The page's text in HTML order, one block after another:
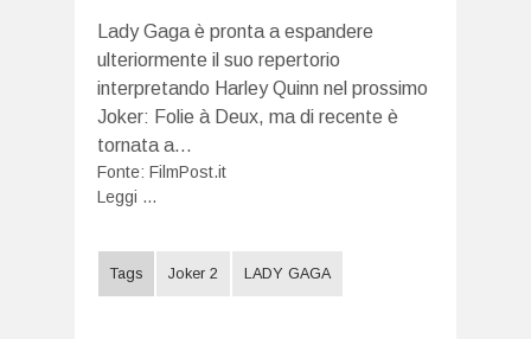
Lady Gaga è pronta a espandere
ulteriormente il suo repertorio
interpretando Harley Quinn nel prossimo
Joker: Folie à Deux, ma di recente è
tornata a…
Fonte: FilmPost.it
Leggi ...
Tags Joker 2 LADY GAGA